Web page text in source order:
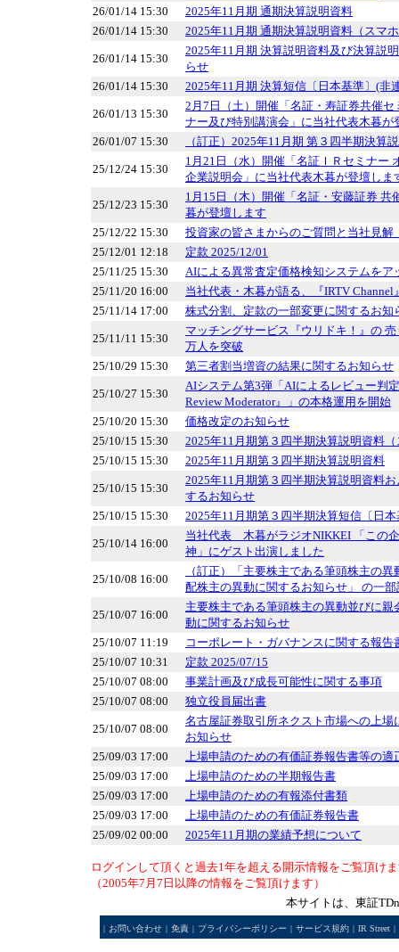
26/01/14 15:30
2025年11月期 通期決算説明資料
26/01/14 15:30
2025年11月期 通期決算説明資料（スマ
26/01/14 15:30
2025年11月期 決算説明資料及び決算説
らせ
26/01/14 15:30
2025年11月期 決算短信〔日本基準〕(非
26/01/13 15:30
2月7日（土）開催「名証・寿証券共催
ナー及び特別講演会」に当社代表木暮が
26/01/07 15:30
（訂正）2025年11月期 第３四半期決算
25/12/24 15:30
1月21日（水）開催「名証ＩＲセミナー
企業説明会」に当社代表木暮が登壇しま
25/12/23 15:30
1月15日（木）開催「名証・安藤証券 共
暮が登壇します
25/12/22 15:30
投資家の皆さまからのご質問と当社見解
25/12/01 12:18
定款 2025/12/01
25/11/25 15:30
AIによる異常査定価格検知システムをア
25/11/20 16:00
当社代表・木暮が語る、『IRTV
25/11/14 17:00
株式分割、定款の一部変更に関するお知
25/11/11 15:30
マッチングサービス『ウリドキ！』の
万人を突破
25/10/29 15:30
第三者割当増資の結果に関するお知らせ
25/10/27 15:30
AIシステム第3弾「AIによるレビュー判
Review Moderator』」の本格運用を開始
25/10/20 15:30
価格改定のお知らせ
25/10/15 15:30
2025年11月期第３四半期決算説明資料
25/10/15 15:30
2025年11月期第３四半期決算説明資料
25/10/15 15:30
2025年11月期第３四半期決算説明資料
するお知らせ
25/10/15 15:30
2025年11月期第３四半期決算短信〔日
25/10/14 16:00
当社代表 木暮がラジオNIKKEI 「この
神」にゲスト出演しました
25/10/08 16:00
（訂正）「主要株主である筆頭株主の
配株主の異動に関するお知らせ」 の一
25/10/07 16:00
主要株主である筆頭株主の異動並びに親
動に関するお知らせ
25/10/07 11:19
コーポレート・ガバナンスに関する報告
25/10/07 10:31
定款 2025/07/15
25/10/07 08:00
事業計画及び成長可能性に関する事項
25/10/07 08:00
独立役員届出書
25/10/07 08:00
名古屋証券取引所ネクスト市場への上場
お知らせ
25/09/03 17:00
上場申請のための有価証券報告書等の適
25/09/03 17:00
上場申請のための半期報告書
25/09/03 17:00
上場申請のための有報添付書類
25/09/03 17:00
上場申請のための有価証券報告書
25/09/02 00:00
2025年11月期の業績予想について
ログインして頂くと過去1年を超える開示情報をご覧頂け
（2005年7月7日以降の情報をご覧頂けます）
本サイトは、東証
| お問い合わせ | 免責 | プライバシーポリシー | サービス規約 | IR Street |